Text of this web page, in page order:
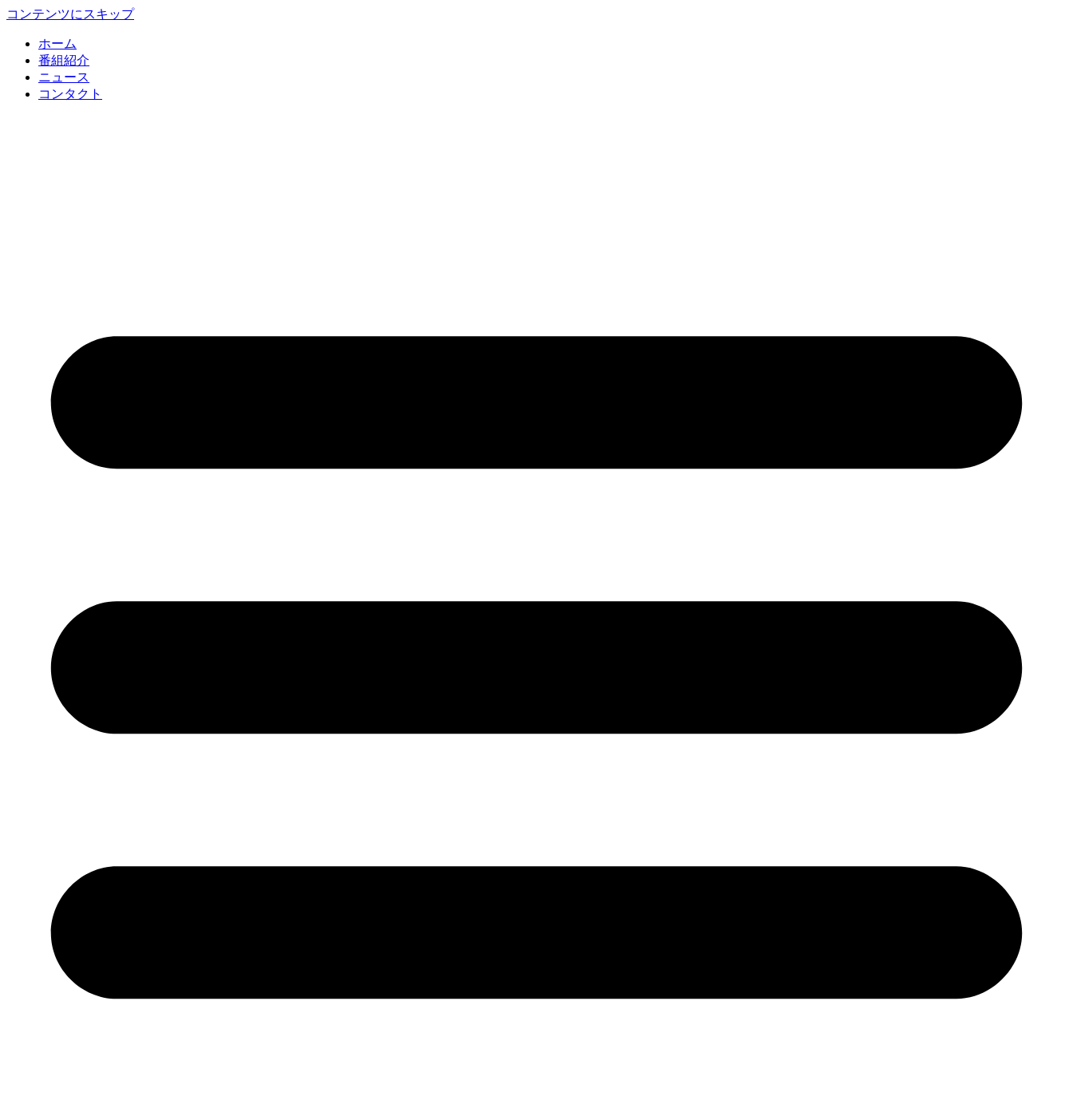
コンテンツにスキップ
ホーム
番組紹介
ニュース
コンタクト